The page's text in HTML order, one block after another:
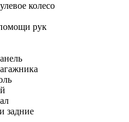
колесо
рук
задние